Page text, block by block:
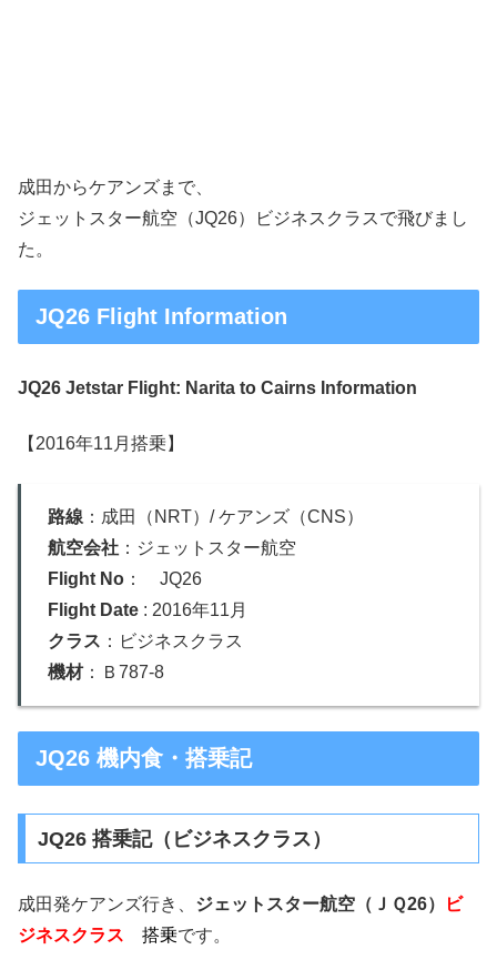
成田からケアンズまで、
ジェットスター航空（JQ26）ビジネスクラスで飛びまし
た。
JQ26 Flight Information
JQ26 Jetstar Flight: Narita to Cairns Information
【2016年11月搭乗】
路線 ：成田（NRT）/ ケアンズ（CNS）
航空会社 ：ジェットスター航空
Flight No ： JQ26
Flight Date : 2016年11月
クラス ：ビジネスクラス
機材：Ｂ787-8
JQ26 機内食・搭乗記
JQ26 搭乗記（ビジネスクラス）
成田発ケアンズ行き、 ジェットスター航空（ＪＱ26）
ビ
ジネスクラス 搭乗です。